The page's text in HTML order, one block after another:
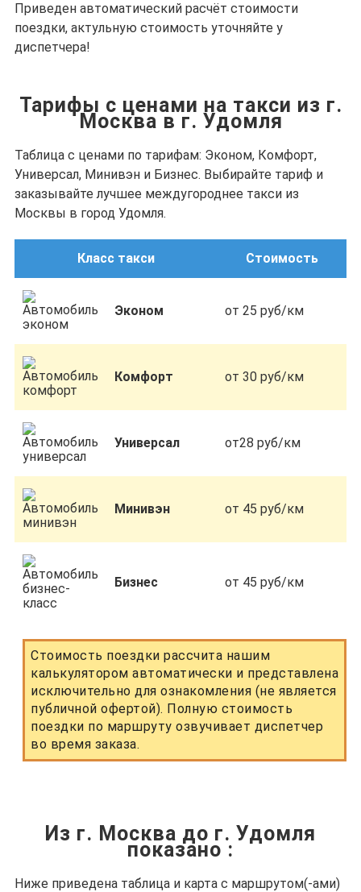
Приведен автоматический расчёт стоимости
поездки, актульную стоимость уточняйте у
диспетчера!
Тарифы с ценами на такси из г.
Москва в г. Удомля
Таблица с ценами по тарифам: Эконом, Комфорт,
Универсал, Минивэн и Бизнес. Выбирайте тариф и
заказывайте лучшее междугороднее такси из
Москвы в город Удомля.
Класс такси Стоимость
Эконом от 25 руб/км
Комфорт от 30 руб/км
Универсал от28 руб/км
Минивэн от 45 руб/км
Бизнес от 45 руб/км
Стоимость поездки рассчита нашим
калькулятором автоматически и представлена
исключительно для ознакомления (не является
публичной офертой). Полную стоимость
поездки по маршруту озвучивает диспетчер
во время заказа.
Из г. Москва до г. Удомля
показано :
Ниже приведена таблица и карта с маршрутом(-ами)